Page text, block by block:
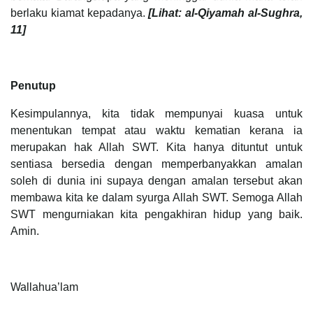
berlaku kiamat kepadanya. [Lihat: al-Qiyamah al-Sughra,
11]
Penutup
Kesimpulannya, kita tidak mempunyai kuasa untuk
menentukan tempat atau waktu kematian kerana ia
merupakan hak Allah SWT. Kita hanya dituntut untuk
sentiasa bersedia dengan memperbanyakkan amalan
soleh di dunia ini supaya dengan amalan tersebut akan
membawa kita ke dalam syurga Allah SWT. Semoga Allah
SWT mengurniakan kita pengakhiran hidup yang baik.
Amin.
Wallahua’lam